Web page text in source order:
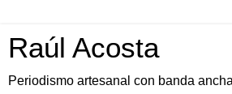
Raúl Acosta
Periodismo artesanal con banda ancha